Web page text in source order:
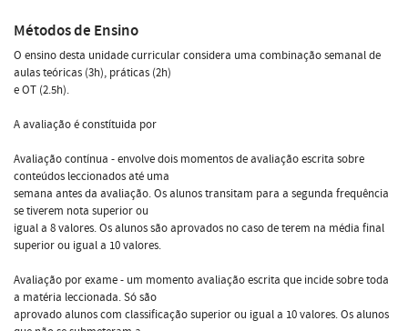
Métodos de Ensino
O ensino desta unidade curricular considera uma combinação semanal de
aulas teóricas (3h), práticas (2h)
e OT (2.5h).
A avaliação é constítuida por
Avaliação contínua - envolve dois momentos de avaliação escrita sobre
conteúdos leccionados até uma
semana antes da avaliação. Os alunos transitam para a segunda frequência
se tiverem nota superior ou
igual a 8 valores. Os alunos são aprovados no caso de terem na média final
superior ou igual a 10 valores.
Avaliação por exame - um momento avaliação escrita que incide sobre toda
a matéria leccionada. Só são
aprovado alunos com classificação superior ou igual a 10 valores. Os alunos